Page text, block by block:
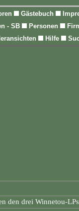
Gästebuch
- SB Personen
Hilfe
den drei Winnetou-